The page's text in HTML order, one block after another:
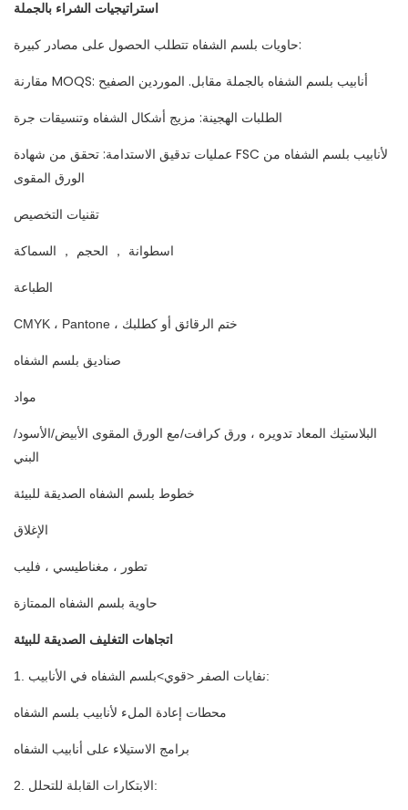
استراتيجيات الشراء بالجملة
حاويات بلسم الشفاه تتطلب الحصول على مصادر كبيرة:
مقارنة MOQS: أنابيب بلسم الشفاه بالجملة مقابل. الموردين الصفيح
الطلبات الهجينة: مزيج أشكال الشفاه وتنسيقات جرة
عمليات تدقيق الاستدامة: تحقق من شهادة FSC لأنابيب بلسم الشفاه من
الورق المقوى
تقنيات التخصيص
اسطوانة ， الحجم ， السماكة
الطباعة
CMYK ، Pantone ، ختم الرقائق أو كطلبك
صناديق بلسم الشفاه
مواد
البلاستيك المعاد تدويره ، ورق كرافت/مع الورق المقوى الأبيض/الأسود/
البني
خطوط بلسم الشفاه الصديقة للبيئة
الإغلاق
تطور ، مغناطيسي ، فليب
حاوية بلسم الشفاه الممتازة
اتجاهات التغليف الصديقة للبيئة
1. نفايات الصفر <قوي>بلسم الشفاه في الأنابيب:
محطات إعادة الملء لأنابيب بلسم الشفاه
برامج الاستيلاء على أنابيب الشفاه
2. الابتكارات القابلة للتحلل: